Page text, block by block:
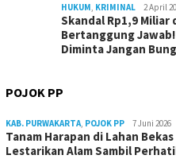
HUKUM, KRIMINAL 2 April
Skandal Rp1,9 Miliar
Bertanggung Jawab!
Diminta Jangan
POJOK PP
KAB. PURWAKARTA, POJOK PP 7 Juni 2026
Tanam Harapan di Lahan
Lestarikan Alam Sambil